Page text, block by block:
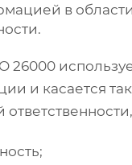
в
26000
и касается